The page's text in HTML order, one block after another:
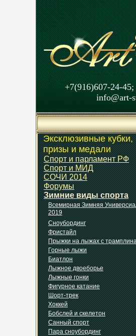
+7(916)607-24-
info@art-
Эксклюзивные кубки,
призы и медали
Спорт и парламент РФ
Спорт и МИД
СОЧИ 2014
Форумы
Зимние виды спорта
Всемирная Зимняя
2019
Сноубординг
Фристайл
Прыжки на лыжах с
Горные лыжи
Биатлон
Лыжное двоеборье
Лыжные гонки
Фигурное катание
Шорт-трек
Хоккей
Бобслей и скелетон
Санный спорт
Пара сноубординг